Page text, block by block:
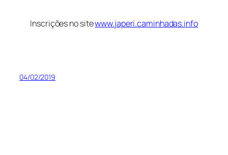
Inscrições no sitewww.japeri.caminhadas.info
04/02/2019